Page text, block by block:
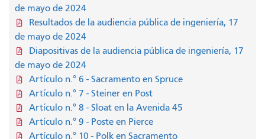
de mayo de 2024
Resultados de la audiencia pública de ingeniería, 17
de mayo de 2024
Diapositivas de la audiencia pública de ingeniería, 17
de mayo de 2024
Artículo n.° 6 - Sacramento en Spruce
Artículo n.° 7 - Steiner en Post
Artículo n.° 8 - Sloat en la Avenida 45
Artículo n.° 9 - Poste en Pierce
Artículo n.° 10 - Polk en Sacramento